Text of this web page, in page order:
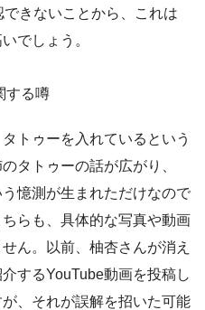
きないことから、これは
でしょう。
する噂
トゥーを入れているという
タトゥーの話が広がり、
憶測が生まれただけなので
らも、具体的な写真や動画
ん。以前、柚杏さんが消え
するYouTube動画を投稿し
、それが誤解を招いた可能